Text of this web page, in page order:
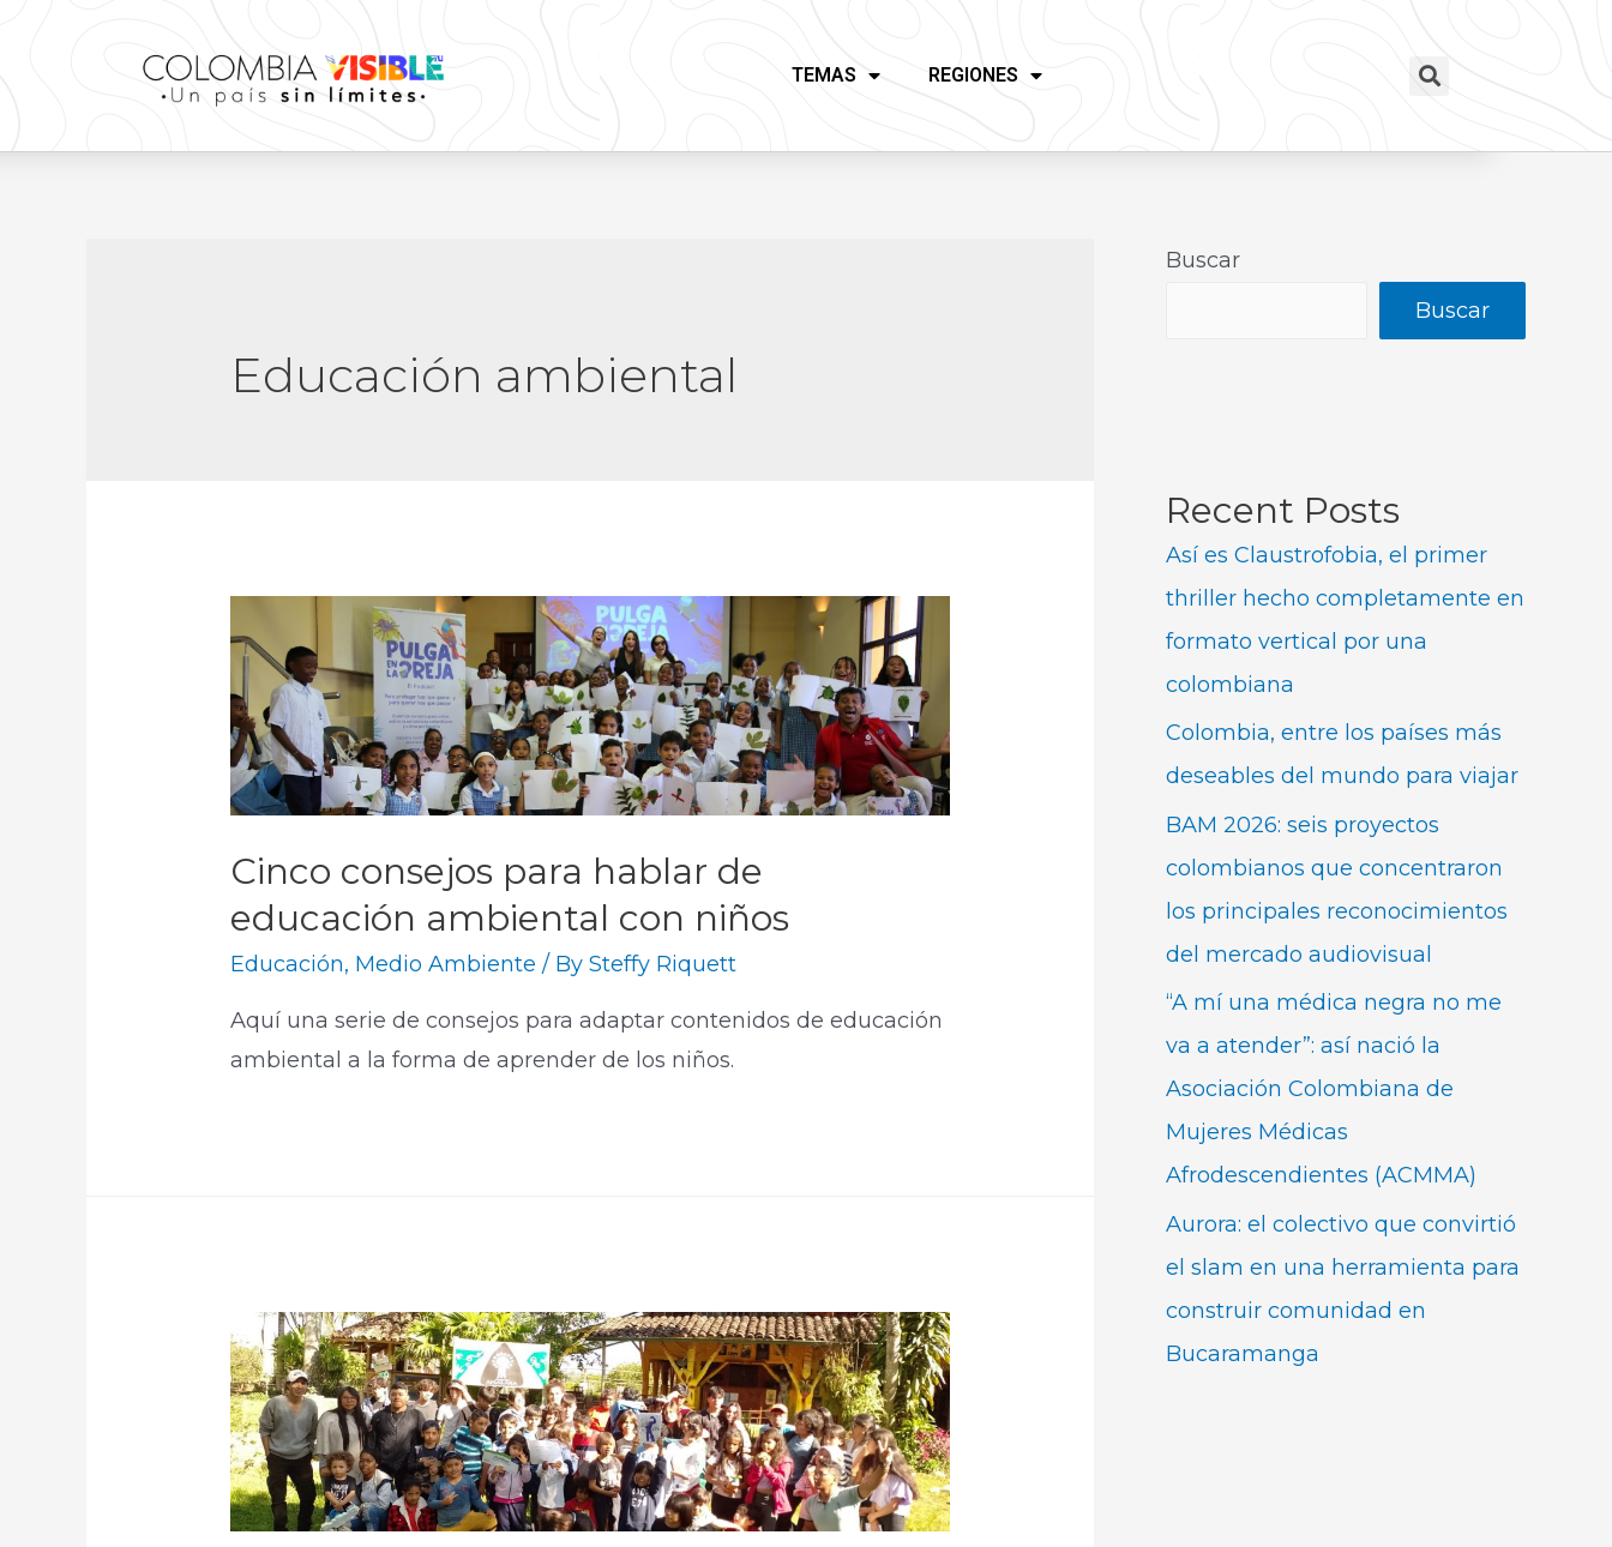
TEMAS REGIONES
Educación ambiental
Cinco consejos para hablar de
educación ambiental con niños
Educación, Medio Ambiente / BySteffy Riquett
Aquí una serie de consejos para adaptar contenidos de educación
ambiental a la forma de aprender de los niños.
Buscar
Buscar
Recent Posts
Así es Claustrofobia, el primer
thriller hecho completamente en
formato vertical por una
colombiana
Colombia, entre los países más
deseables del mundo para viajar
BAM 2026: seis proyectos
colombianos que concentraron
los principales reconocimientos
del mercado audiovisual
“A mí una médica negra no me
va a atender”: así nació la
Asociación Colombiana de
Mujeres Médicas
Afrodescendientes (ACMMA)
Aurora: el colectivo que convirtió
el slam en una herramienta para
construir comunidad en
Bucaramanga